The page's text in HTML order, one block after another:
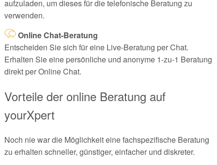
aufzuladen, um dieses für die telefonische Beratung zu
verwenden.
Online Chat-Beratung
Entscheiden Sie sich für eine Live-Beratung per Chat.
Erhalten Sie eine persönliche und anonyme 1-zu-1 Beratung
direkt per Online Chat.
Vorteile der online Beratung auf
yourXpert
Noch nie war die Möglichkeit eine fachspezifische Beratung
zu erhalten schneller, günstiger, einfacher und diskreter.